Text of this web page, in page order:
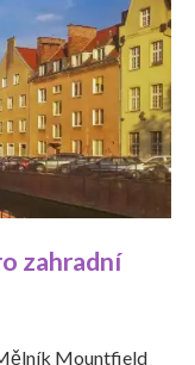
zahradní
Mountfield